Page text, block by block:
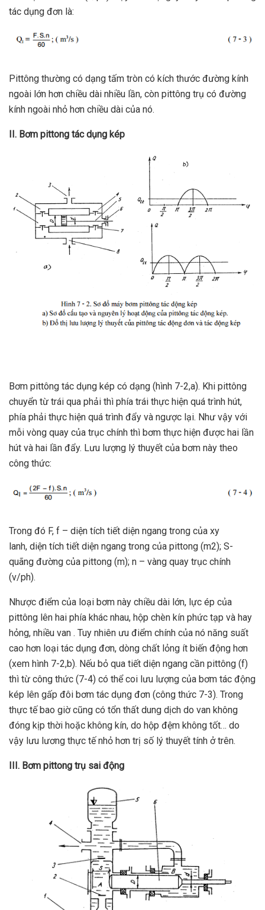
tác dụng đơn là:
Pittông thường có dạng tấm tròn có kích thước đường kính
ngoài lớn hơn chiều dài nhiều lần, còn pittông trụ có đường
kính ngoài nhỏ hơn chiều dài của nó.
II. Bơm pittong tác dụng kép
Bơm pittông tác dụng kép có dạng (hình 7-2,a). Khi pittông
chuyển từ trái qua phải thì phía trái thực hiện quá trình hút,
phía phải thực hiện quá trình đẩy và ngược lại. Như vậy với
mỗi vòng quay của trục chính thì bơm thực hiện được hai lần
hút và hai lần đẩy. Lưu lượng lý thuyết của bơm này theo
công thức:
Trong đó F, f – diện tích tiết diện ngang trong của xy
lanh, diện tích tiết diện ngang trong của pittong (m2); S-
quãng đường của pittong (m); n – vàng quay trục chính
(v/ph).
Nhược điểm của loại bơm này chiều dài lớn, lực ép của
pittông lên hai phía khác nhau, hộp chèn kín phức tạp và hay
hỏng, nhiều van . Tuy nhiên ưu điểm chính của nó năng suất
cao hơn loại tác dụng đơn, dòng chất lỏng ít biến động hơn
(xem hình 7-2,b). Nếu bỏ qua tiết diện ngang cần pittông (f)
thì từ công thức (7-4) có thể coi lưu lượng của bơm tác động
kép lên gấp đôi bơm tác dụng đơn (công thức 7-3). Trong
thực tế bao giờ cũng có tổn thất dung dịch do van không
đóng kịp thời hoặc không kín, do hộp đệm không tốt… do
vậy lưu lương thực tế nhỏ hơn trị số lý thuyết tính ở trên.
III. Bơm pittong trụ sai động